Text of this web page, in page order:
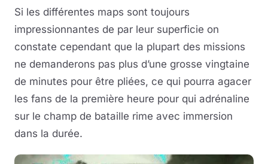
Si les différentes maps sont toujours
impressionnantes de par leur superficie on
constate cependant que la plupart des missions
ne demanderons pas plus d’une grosse vingtaine
de minutes pour être pliées, ce qui pourra agacer
les fans de la première heure pour qui adrénaline
sur le champ de bataille rime avec immersion
dans la durée.